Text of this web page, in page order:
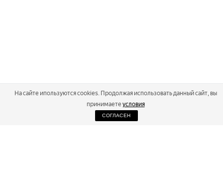
На сайте ипользуются cookies. Продолжая использовать данный сайт, вы
принимаете условия
СОГЛАСЕН